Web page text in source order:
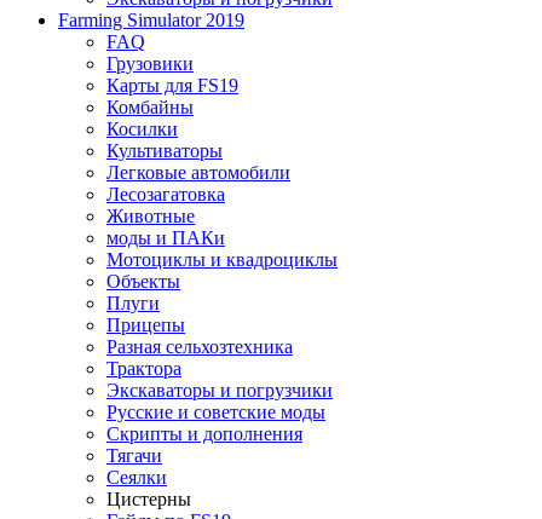
Farming Simulator 2019
FAQ
Грузовики
Карты для FS19
Комбайны
Косилки
Культиваторы
Легковые автомобили
Лесозагатовка
Животные
моды и ПАКи
Мотоциклы и квадроциклы
Объекты
Плуги
Прицепы
Разная сельхозтехника
Трактора
Экскаваторы и погрузчики
Русские и советские моды
Скрипты и дополнения
Тягачи
Сеялки
Цистерны